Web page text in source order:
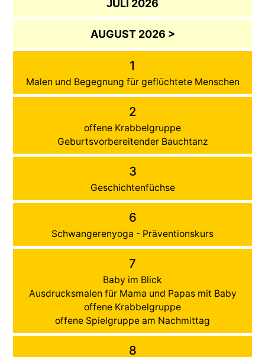
JULI 2026
AUGUST 2026 >
1
Malen und Begegnung für geflüchtete Menschen
2
offene Krabbelgruppe
Geburtsvorbereitender Bauchtanz
3
Geschichtenfüchse
6
Schwangerenyoga - Präventionskurs
7
Baby im Blick
Ausdrucksmalen für Mama und Papas mit Baby
offene Krabbelgruppe
offene Spielgruppe am Nachmittag
8